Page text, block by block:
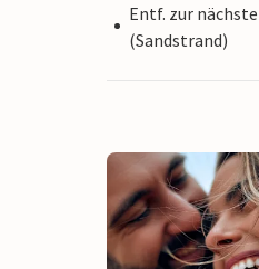
Entf. zur
(Sandstrand)